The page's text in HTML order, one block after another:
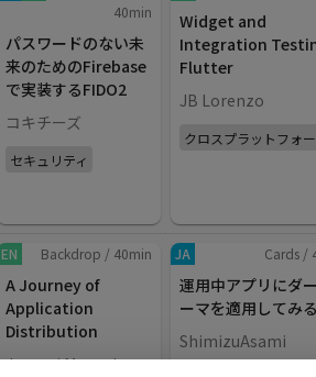
40min
パスワードのない未
来のためのFirebase
で実装するFIDO2
コキチーズ
セキュリティ
Widget and
Integration
Flutter
JB Lorenzo
クロスプラットフォ
EN Backdrop / 40min
A Journey of
Application
Distribution
Jumpei Matsuda
JA Cards /
運用中アプリにダ
ーマを適用してみる
ShimizuAsami